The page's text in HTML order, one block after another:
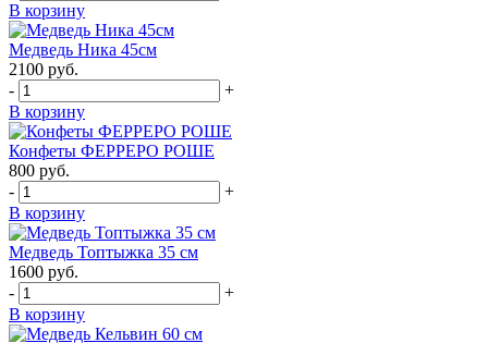
В корзину
Медведь Ника 45см
2100 руб.
-
+
В корзину
Конфеты ФЕРРЕРО РОШЕ
800 руб.
-
+
В корзину
Медведь Топтыжка 35 см
1600 руб.
-
+
В корзину